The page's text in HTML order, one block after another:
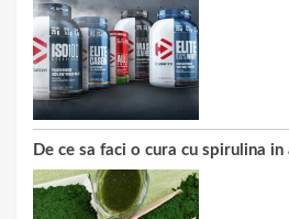
De ce sa faci o cura cu spirulina